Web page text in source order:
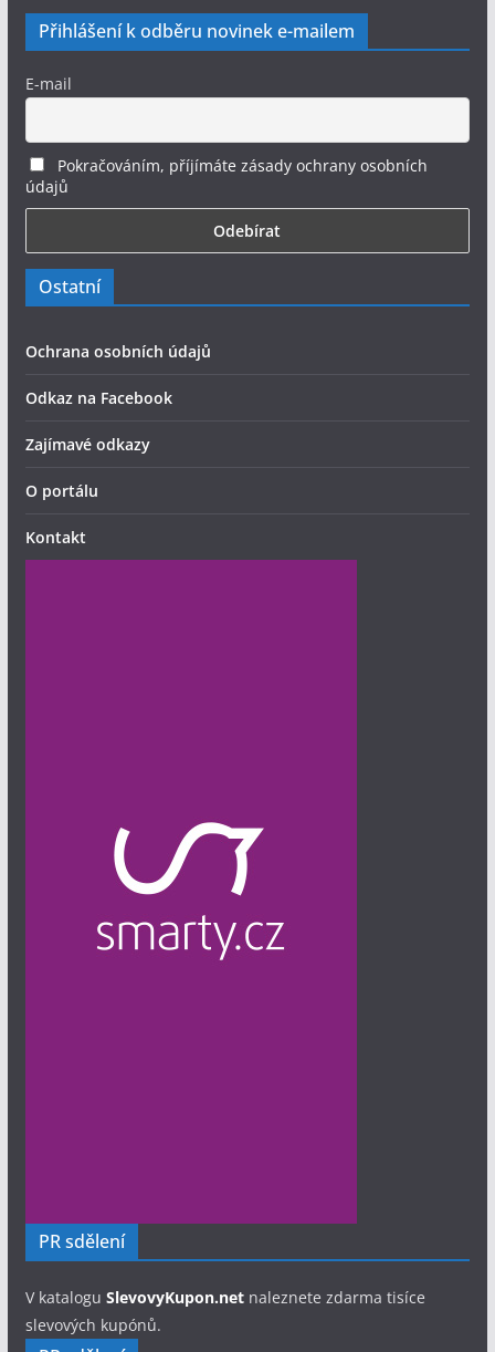
Přihlášení k odběru novinek e-mailem
E-mail
Pokračováním, příjímáte zásady ochrany osobních
údajů
Ostatní
Ochrana osobních údajů
Odkaz na Facebook
Zajímavé odkazy
O portálu
Kontakt
PR sdělení
V katalogu SlevovyKupon.netnaleznete zdarma tisíce
slevových kupónů.